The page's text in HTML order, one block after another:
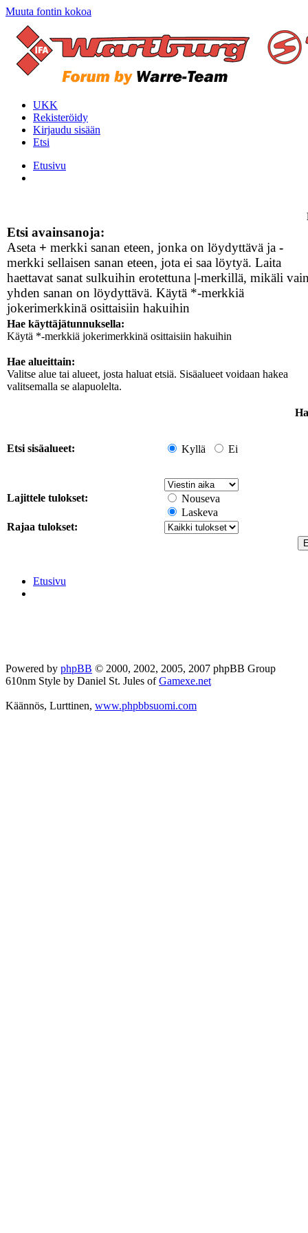
Muuta fontin kokoa
UKK
Rekisteröidy
Kirjaudu sisään
Etsi
Etusivu
Etsi avainsanoja:
Aseta + merkki sanan eteen, jonka on löydyttävä ja -
merkki sellaisen sanan eteen, jota ei saa löytyä. Laita
haettavat sanat sulkuihin erotettuna |-merkillä, mikäli
yhden sanan on löydyttävä. Käytä *-merkkiä
jokerimerkkinä osittaisiin hakuihin
Hae käyttäjätunnuksella:
Käytä *-merkkiä jokerimerkkinä osittaisiin hakuihin
Hae alueittain:
Valitse alue tai alueet, josta haluat etsiä. Sisäalueet voidaan hakea
valitsemalla se alapuolelta.
Etsi sisäalueet: Kyllä Ei
Lajittele tulokset:
Nouseva
Laskeva
Rajaa tulokset:
Etusivu
Powered by phpBB © 2000, 2002, 2005, 2007 phpBB Group
610nm Style by Daniel St. Jules ofGamexe.net
Käännös, Lurttinen, www.phpbbsuomi.com